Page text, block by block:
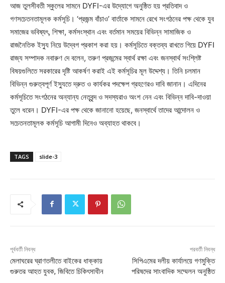
আজ তুলসীবতী স্কুলের সামনে DYFI-এর উদ্যোগে অনুষ্ঠিত হয় প্রতিবাদ ও
গণসচেতনতামূলক কর্মসূচি। ‘প্রজন্ম বাঁচাও’ বার্তাকে সামনে রেখে সংগঠনের পক্ষ থেকে যুব
সমাজের ভবিষ্যৎ, শিক্ষা, কর্মসংস্থান এবং বর্তমান সময়ের বিভিন্ন সামাজিক ও
রাজনৈতিক ইস্যু নিয়ে উদ্বেগ প্রকাশ করা হয়। কর্মসূচিতে বক্তব্য রাখতে গিয়ে DYFI
রাজ্য সম্পাদক নবারুণ দে বলেন, তরুণ প্রজন্মের স্বার্থ রক্ষা এবং জনস্বার্থ সংশ্লিষ্ট
বিষয়গুলিতে সরকারের দৃষ্টি আকর্ষণ করাই এই কর্মসূচির মূল উদ্দেশ্য। তিনি চলমান
বিভিন্ন গুরুত্বপূর্ণ ইস্যুতে দ্রুত ও কার্যকর পদক্ষেপ গ্রহণেরও দাবি জানান। এদিনের
কর্মসূচিতে সংগঠনের অন্যান্য নেতৃবৃন্দ ও সদস্যরাও অংশ নেন এবং বিভিন্ন দাবি-দাওয়া
তুলে ধরেন। DYFI-এর পক্ষ থেকে জানানো হয়েছে, জনস্বার্থে তাদের আন্দোলন ও
সচেতনতামূলক কর্মসূচি আগামী দিনেও অব্যাহত থাকবে।
TAGS slide-3
পূর্ববর্তী নিবন্ধ
মেলাঘরের ঘ্রাণতলীতে বাইকের ধাক্কায়
গুরুতর আহত যুবক, জিবিতে চিকিৎসাধীন
পরবর্তী নিবন্ধ
সিপিএমের দলীয় কার্যালয়ে গণমুক্তি
পরিষদের সাংবাদিক সম্মেলন অনুষ্ঠিত